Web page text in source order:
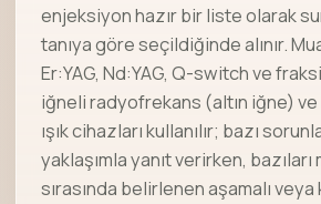
enjeksiyon hazır bir liste olarak
tanıya göre seçildiğinde alınır.
Er:YAG, Nd:YAG, Q-switch ve
iğneli radyofrekans (altın iğne)
ışık cihazları kullanılır; bazı
yaklaşımla yanıt verirken, bazıları
sırasında belirlenen aşamalı